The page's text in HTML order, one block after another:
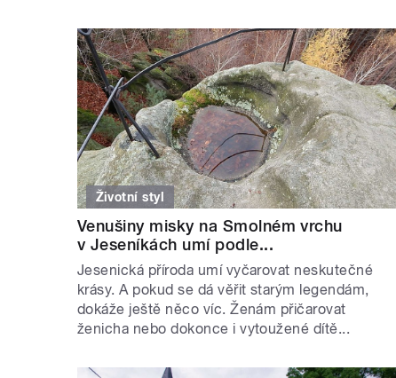
Životní styl
Venušiny misky na Smolném vrchu
v Jeseníkách umí podle...
Jesenická příroda umí vyčarovat neskutečné
krásy. A pokud se dá věřit starým legendám,
dokáže ještě něco víc. Ženám přičarovat
ženicha nebo dokonce i vytoužené dítě...